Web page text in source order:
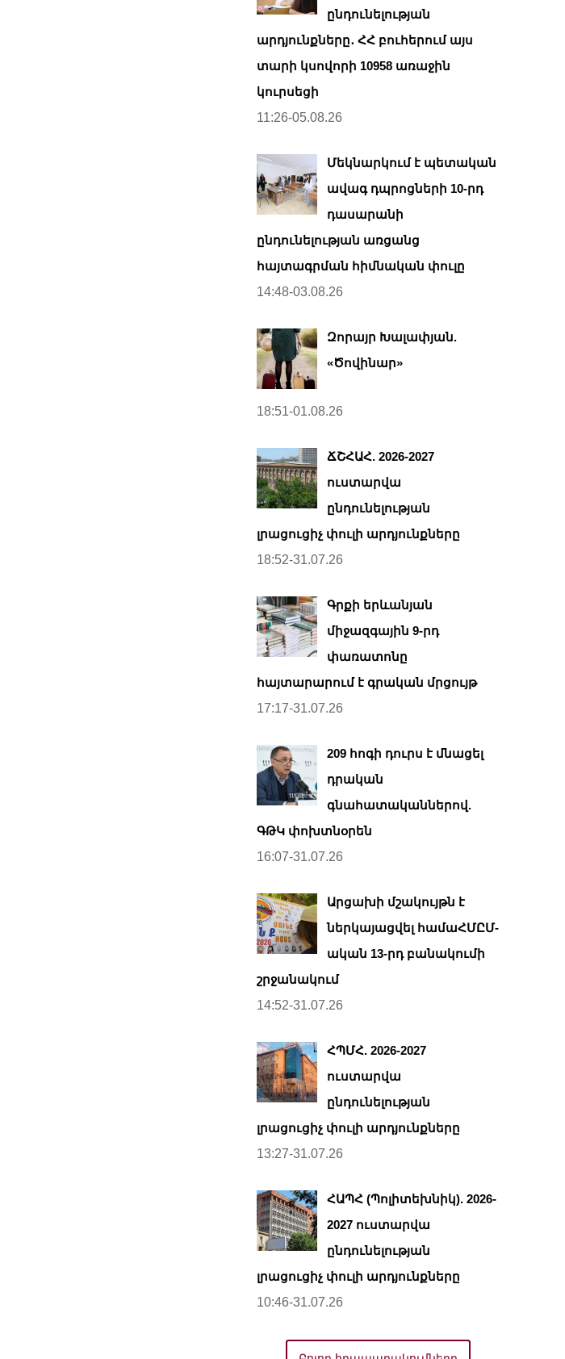
ընդունելության
արդյունքները․ ՀՀ բուհերում այս
տարի կսովորի 10958 առաջին
կուրսեցի
11:26-05.08.26
Մեկնարկում է պետական
ավագ դպրոցների 10-րդ
դասարանի
ընդունելության առցանց
հայտագրման հիմնական փուլը
14:48-03.08.26
Զորայր Խալափյան.
«Ծովինար»
18:51-01.08.26
ՃՇՀԱՀ. 2026-2027
ուստարվա
ընդունելության
լրացուցիչ փուլի արդյունքները
18:52-31.07.26
Գրքի երևանյան
միջազգային 9-րդ
փառատոնը
հայտարարում է գրական մրցույթ
17:17-31.07.26
209 հոգի դուրս է մնացել
դրական
գնահատականներով.
ԳԹԿ փոխտնօրեն
16:07-31.07.26
Արցախի մշակույթն է
ներկայացվել համաՀՄԸՄ-
ական 13-րդ բանակումի
շրջանակում
14:52-31.07.26
ՀՊՄՀ. 2026-2027
ուստարվա
ընդունելության
լրացուցիչ փուլի արդյունքները
13:27-31.07.26
ՀԱՊՀ (Պոլիտեխնիկ). 2026-
2027 ուստարվա
ընդունելության
լրացուցիչ փուլի արդյունքները
10:46-31.07.26